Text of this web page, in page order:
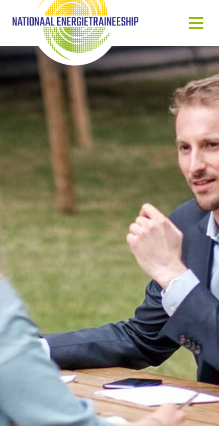
OVER ONS
ONS VERHAAL
HET TRAINEESHIP
ONZE MENSEN
ONZE GASTSPREKERS
BLOG & NIEUWS
AGENDA
STARTERS
JOUW VERHAAL
PROGRAMMA INHOUD
SELECTIEPROCEDURE
JOUW TOEKOMST
INSCHRIJVEN